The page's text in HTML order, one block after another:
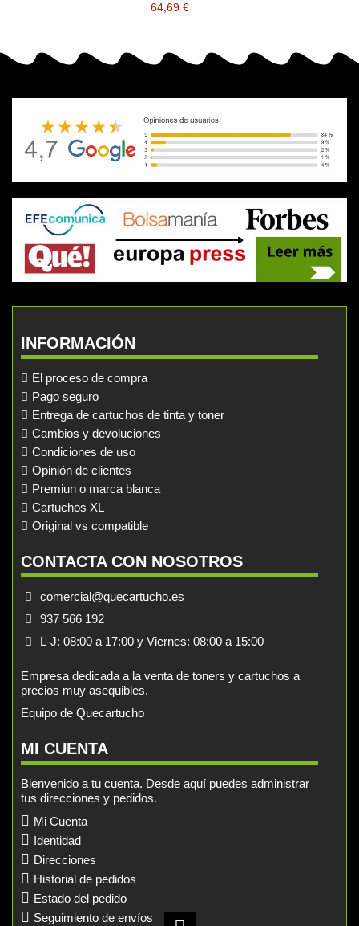
64,69 €
INFORMACIÓN
El proceso de compra
Pago seguro
Entrega de cartuchos de tinta y toner
Cambios y devoluciones
Condiciones de uso
Opinión de clientes
Premiun o marca blanca
Cartuchos XL
Original vs compatible
CONTACTA CON NOSOTROS
comercial@quecartucho.es
937 566 192
L-J: 08:00 a 17:00 y Viernes: 08:00 a 15:00
Empresa dedicada a la venta de toners y cartuchos a
precios muy asequibles.
Equipo de Quecartucho
MI CUENTA
Bienvenido a tu cuenta. Desde aquí puedes administrar
tus direcciones y pedidos.
Mi Cuenta
Identidad
Direcciones
Historial de pedidos
Estado del pedido
Seguimiento de envíos